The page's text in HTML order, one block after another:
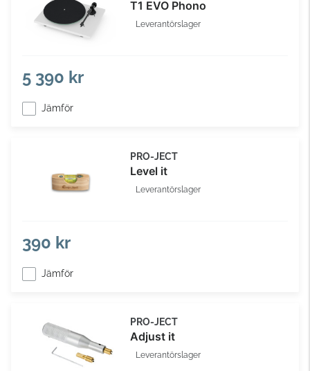
T1 EVO Phono
Leverantörslager
5 390 kr
Jämför
PRO-JECT
Level it
Leverantörslager
390 kr
Jämför
PRO-JECT
Adjust it
Leverantörslager